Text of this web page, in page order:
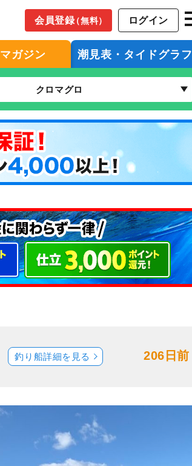
会員登録（無料） ログイン
マガジン 潮見表・タイドグラフ
クロマグロ
206日前
釣り船詳細を見る